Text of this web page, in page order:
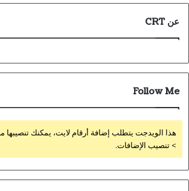
عن CRT
Follow Me
هذا الويدجت يتطلب إضافة أرقام لايت، يمكنك تنصيبها
> تنصيب الإضافات.